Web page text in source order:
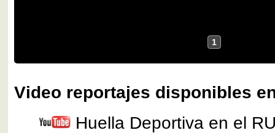
1
Video reportajes disponibles
Huella Deportiva en el